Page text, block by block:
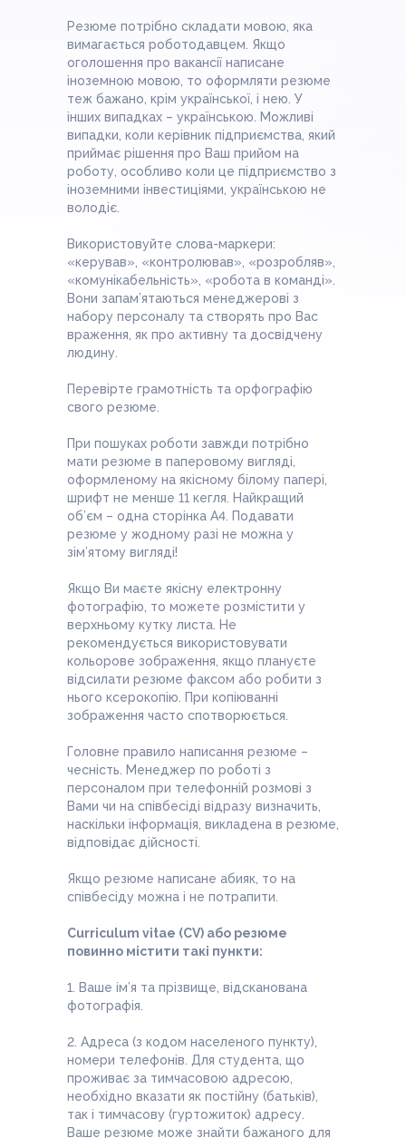
Резюме потрібно складати мовою, яка
вимагається роботодавцем. Якщо
оголошення про вакансії написане
іноземною мовою, то оформляти резюме
теж бажано, крім української, і нею. У
інших випадках – українською. Можливі
випадки, коли керівник підприємства, який
приймає рішення про Ваш прийом на
роботу, особливо коли це підприємство з
іноземними інвестиціями, українською не
володіє.
Використовуйте слова-маркери:
«керував», «контролював», «розробляв»,
«комунікабельність», «робота в команді».
Вони запам’ятаються менеджерові з
набору персоналу та створять про Вас
враження, як про активну та досвідчену
людину.
Перевірте грамотність та орфографію
свого резюме.
При пошуках роботи завжди потрібно
мати резюме в паперовому вигляді,
оформленому на якісному білому папері,
шрифт не менше 11 кегля. Найкращий
об’єм – одна сторінка А4. Подавати
резюме у жодному разі не можна у
зім’ятому вигляді!
Якщо Ви маєте якісну електронну
фотографію, то можете розмістити у
верхньому кутку листа. Не
рекомендується використовувати
кольорове зображення, якщо плануєте
відсилати резюме факсом або робити з
нього ксерокопію. При копіюванні
зображення часто спотворюється.
Головне правило написання резюме –
чесність. Менеджер по роботі з
персоналом при телефонній розмові з
Вами чи на співбесіді відразу визначить,
наскільки інформація, викладена в резюме,
відповідає дійсності.
Якщо резюме написане абияк, то на
співбесіду можна і не потрапити.
Сurriculum vitae (СV) або резюме
повинно містити такі пункти:
1. Ваше ім’я та прізвище, відсканована
фотографія.
2. Адреса (з кодом населеного пункту),
номери телефонів. Для студента, що
проживає за тимчасовою адресою,
необхідно вказати як постійну (батьків),
так і тимчасову (гуртожиток) адресу.
Ваше резюме може знайти бажаного для